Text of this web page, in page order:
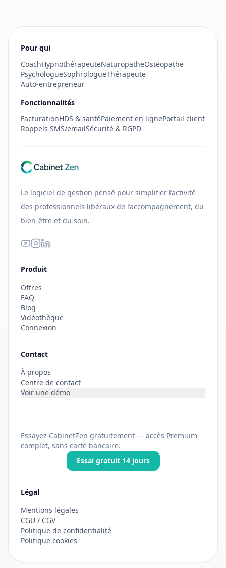
Pour qui
CoachHypnothérapeuteNaturopatheOstéopathe
PsychologueSophrologueThérapeute
Auto-entrepreneur
Fonctionnalités
FacturationHDS & santéPaiement en lignePortail client
Rappels SMS/emailSécurité & RGPD
Le logiciel de gestion pensé pour simplifier l’activité
des professionnels libéraux de l’accompagnement, du
bien-être et du soin.
Produit
Offres
FAQ
Blog
Vidéothèque
Connexion
Contact
À propos
Centre de contact
Voir une démo
Essayez CabinetZen gratuitement — accès Premium
complet, sans carte bancaire.
Essai gratuit 14 jours
Légal
Mentions légales
CGU / CGV
Politique de confidentialité
Politique cookies